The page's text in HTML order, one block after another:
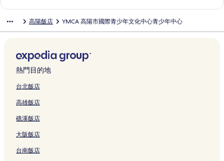
o
C
a
l
m
o
a
n
g
的
m
結
g
結
l
連
結
的
連
o
l
T
h
e
i
h
的
連
結
r
t
e
l
K
n
e
x
的
連
e
l
e
o
的
結
t
o
t
e
l
連
G
R
I
E
的
連
g
t
e
l
Y
j
的
連
結
高陽飯店 YMCA 高陽市國際青少年文化中心青少年中心
熱門目的地
台北飯店
高雄飯店
礁溪飯店
大阪飯店
台南飯店